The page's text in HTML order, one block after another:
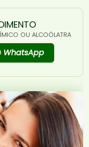
OU ALCOÓLATRA
WhatsApp